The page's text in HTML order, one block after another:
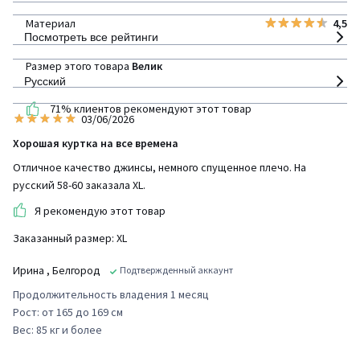
Материал 4,5
Размер этого товара Велик
71% клиентов рекомендуют этот товар
Посмотреть все рейтинги
Русский
03/06/2026
Хорошая куртка на все времена
Отличное качество джинсы, немного спущенное плечо. На
русский 58-60 заказала XL.
Я рекомендую этот товар
Заказанный размер: XL
Ирина , Белгород Подтвержденный аккаунт
Продолжительность владения 1 месяц
Рост: от 165 до 169 см
Вес: 85 кг и более